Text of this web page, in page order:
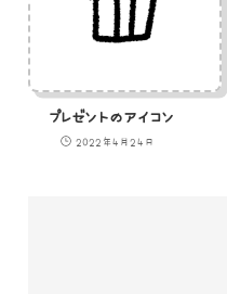
プレゼントのアイコン
2022年4月24日